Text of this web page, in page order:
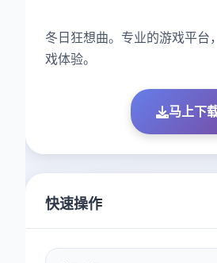
冬日狂想曲。专业的游戏平台
戏体验。
马上下
快速操作